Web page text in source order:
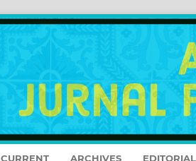
CURRENT ARCHIVES